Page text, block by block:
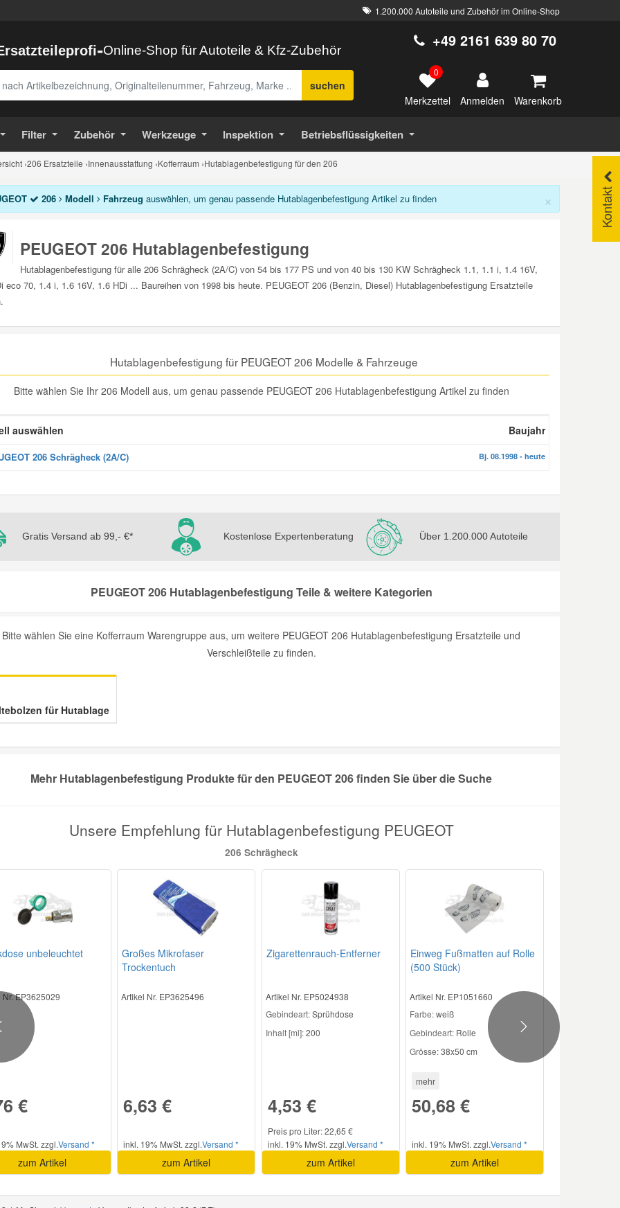
1.200.000 Autoteile und Zubehör im Online-Shop
-Online-Shop für Autoteile & Kfz-Zubehör
suchen
+49 2161 639 80 70
0
Merkzettel Anmelden Warenkorb
Filter Zubehör Werkzeuge Inspektion Betriebsflüssigkeiten
›206 Ersatzteile ›Innenausstattung ›Kofferraum ›Hutablagenbefestigung für den 206
Kontakt
×
206 Modell Fahrzeug auswählen, um genau passende Hutablagenbefestigung Artikel zu finden
PEUGEOT 206 Hutablagenbefestigung
Hutablagenbefestigung für alle 206 Schrägheck (2A/C) von 54 bis 177 PS und von 40 bis 130 KW Schrägheck 1.1, 1.1 i, 1.4 16V,
eco 70, 1.4 i, 1.6 16V, 1.6 HDi ... Baureihen von 1998 bis heute. PEUGEOT 206 (Benzin, Diesel) Hutablagenbefestigung Ersatzteile
Hutablagenbefestigung für PEUGEOT 206 Modelle & Fahrzeuge
Bitte wählen Sie Ihr 206 Modell aus, um genau passende PEUGEOT 206 Hutablagenbefestigung Artikel zu finden
auswählen Baujahr
206 Schrägheck (2A/C) Bj. 08.1998 - heute
Gratis Versand ab 99,- €* Kostenlose Expertenberatung Über 1.200.000 Autoteile
PEUGEOT 206 Hutablagenbefestigung Teile & weitere Kategorien
Bitte wählen Sie eine Kofferraum Warengruppe aus, um weitere PEUGEOT 206 Hutablagenbefestigung Ersatzteile und
Verschleißteile zu finden.
für Hutablage
Mehr Hutablagenbefestigung Produkte für den PEUGEOT 206 finden Sie über die Suche
Unsere Empfehlung für Hutablagenbefestigung PEUGEOT
206 Schrägheck
unbeleuchtet
Nr. EP3625029
€
MwSt. zzgl.Versand *
zum Artikel
Großes Mikrofaser
Trockentuch
Artikel Nr. EP3625496
6,63 €
inkl. 19% MwSt. zzgl.Versand *
zum Artikel
Zigarettenrauch-Entferner
Artikel Nr. EP5024938
Gebindeart:Sprühdose
Inhalt [ml]:200
4,53 €
Preis pro Liter: 22,65 €
inkl. 19% MwSt. zzgl.Versand *
zum Artikel
Einweg Fußmatten auf Rolle
(500 Stück)
Artikel Nr. EP1051660
Farbe:weiß
Gebindeart: Rolle
Grösse:38x50 cm
mehr
50,68 €
inkl. 19% MwSt. zzgl.Versand *
zum Artikel
Next